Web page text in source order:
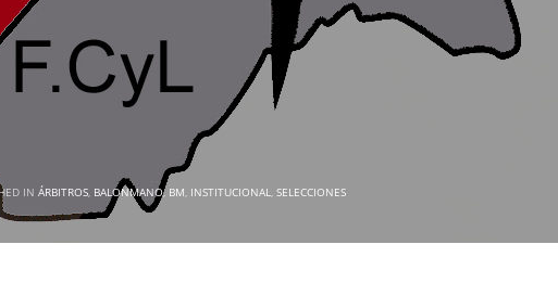
IN ÁRBITROS, BALONMANO, BM, INSTITUCIONAL, SELECCIONES